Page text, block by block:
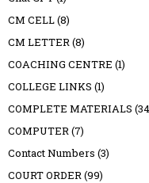
CM CELL(8)
CM LETTER(8)
COACHING CENTRE (1)
COLLEGE LINKS (1)
COMPLETE MATERIALS
COMPUTER(7)
Contact Numbers (3)
COURT ORDER(99)